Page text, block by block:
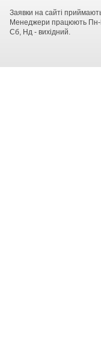
Заявки на сайті
Менеджери працюють Пн-
Сб, Нд - вихідний.